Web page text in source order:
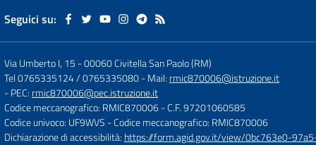
Seguici su:
Via Umberto I, 15 -00060 Civitella San Paolo (RM)
Tel 0765335124 / 0765335080- Mail: rmic870006@istruzione.it
- PEC: rmic870006@pec.istruzione.it
Codice meccanografico: RMIC870006- C.F. 97201060585
Codice univoco: UF9WVS - Codice meccanografico: RMIC870006
Dichiarazione di accessibilità: https://form.agid.gov.it/view/0bc763e0-